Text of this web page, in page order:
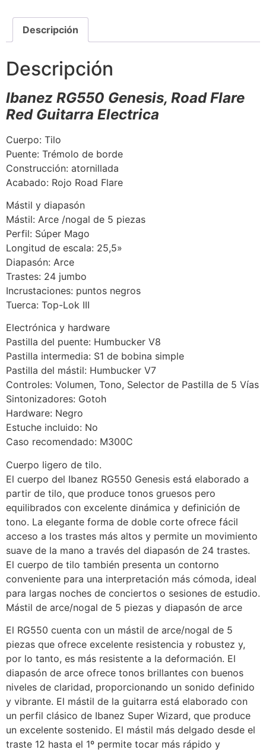
Descripción
Descripción
Ibanez RG550 Genesis, Road Flare
Red Guitarra Electrica
Cuerpo: Tilo
Puente: Trémolo de borde
Construcción: atornillada
Acabado: Rojo Road Flare
Mástil y diapasón
Mástil: Arce /nogal de 5 piezas
Perfil: Súper Mago
Longitud de escala: 25,5»
Diapasón: Arce
Trastes: 24 jumbo
Incrustaciones: puntos negros
Tuerca: Top-Lok III
Electrónica y hardware
Pastilla del puente: Humbucker V8
Pastilla intermedia: S1 de bobina simple
Pastilla del mástil: Humbucker V7
Controles: Volumen, Tono, Selector de Pastilla de 5 Vías
Sintonizadores: Gotoh
Hardware: Negro
Estuche incluido: No
Caso recomendado: M300C
Cuerpo ligero de tilo.
El cuerpo del Ibanez RG550 Genesis está elaborado a
partir de tilo, que produce tonos gruesos pero
equilibrados con excelente dinámica y definición de
tono. La elegante forma de doble corte ofrece fácil
acceso a los trastes más altos y permite un movimiento
suave de la mano a través del diapasón de 24 trastes.
El cuerpo de tilo también presenta un contorno
conveniente para una interpretación más cómoda, ideal
para largas noches de conciertos o sesiones de estudio.
Mástil de arce/nogal de 5 piezas y diapasón de arce
El RG550 cuenta con un mástil de arce/nogal de 5
piezas que ofrece excelente resistencia y robustez y,
por lo tanto, es más resistente a la deformación. El
diapasón de arce ofrece tonos brillantes con buenos
niveles de claridad, proporcionando un sonido definido
y vibrante. El mástil de la guitarra está elaborado con
un perfil clásico de Ibanez Super Wizard, que produce
un excelente sostenido. El mástil más delgado desde el
traste 12 hasta el 1º permite tocar más rápido y